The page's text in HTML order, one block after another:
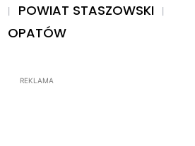
POWIAT STASZOWSKI
OPATÓW
REKLAMA